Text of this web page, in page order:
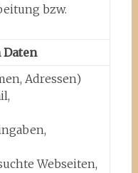
bzw.
Adressen)
Webseiten,